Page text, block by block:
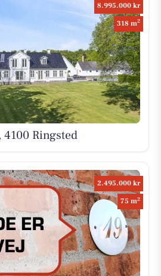
8.995.000 kr
318 m2
Ringsted
2.495.000 kr
75 m2